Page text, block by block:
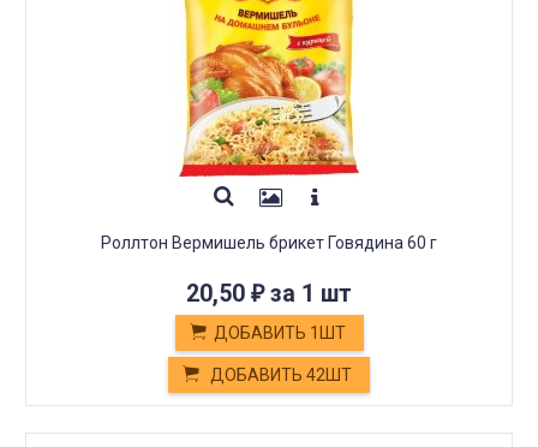
Роллтон Вермишель брикет Говядина 60 г
20,50 ₽за 1 шт
ДОБАВИТЬ 1ШТ
ДОБАВИТЬ 42ШТ